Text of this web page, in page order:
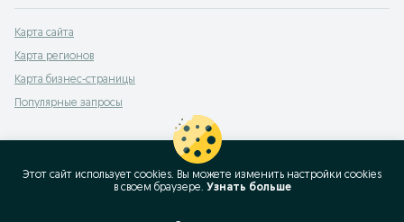
Карта сайта
Карта регионов
Карта бизнес-страницы
Популярные запросы
Этот сайт использует cookies. Вы можете изменить настройки cookies
в своeм браузере. Узнать больше